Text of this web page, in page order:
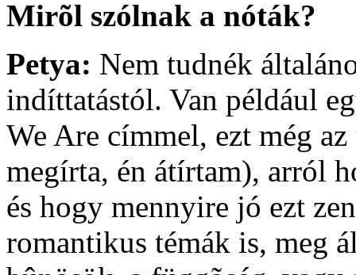
Mirõl szólnak a nóták?
Petya: Nem tudnék
indíttatástól. Van például
We Are címmel, ezt még
megírta, én átírtam), arról
és hogy mennyire jó ezt
romantikus témák is, meg